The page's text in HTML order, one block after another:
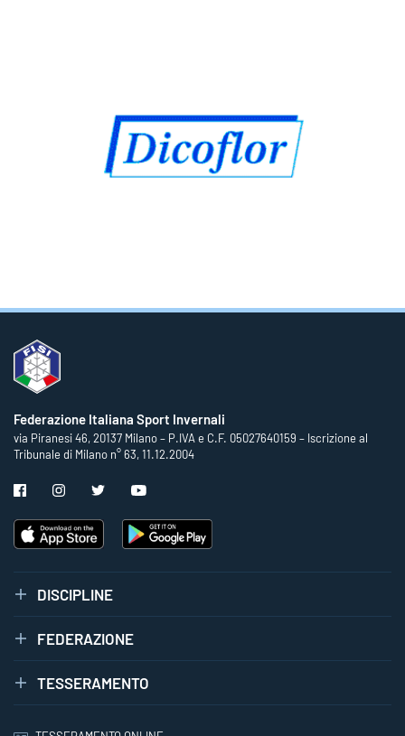
Federazione Italiana Sport Invernali
via Piranesi 46, 20137 Milano – P.IVA e C.F. 05027640159 – Iscrizione al
Tribunale di Milano n° 63, 11.12.2004
DISCIPLINE
FEDERAZIONE
TESSERAMENTO